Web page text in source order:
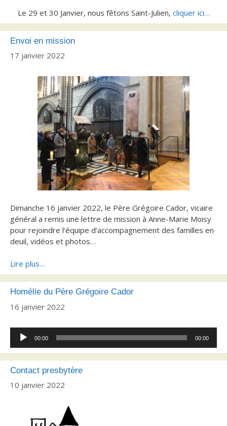
Le 29 et 30 Janvier, nous fêtons Saint-Julien, cliquer ici…
Envoi en mission
17 janvier 2022
Dimanche 16 janvier 2022, le Père Grégoire Cador, vicaire
général a remis une lettre de mission à Anne-Marie Moisy
pour rejoindre l’équipe d’accompagnement des familles en
deuil, vidéos et photos…
Lire plus…
Homélie du Père Grégoire Cador
16 janvier 2022
Lecteur
audio
00:00 00:00
Contact presbytère
10 janvier 2022